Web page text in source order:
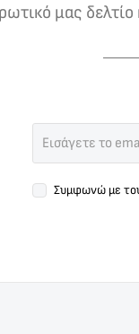
μας δελτίο
Συμφωνώ με